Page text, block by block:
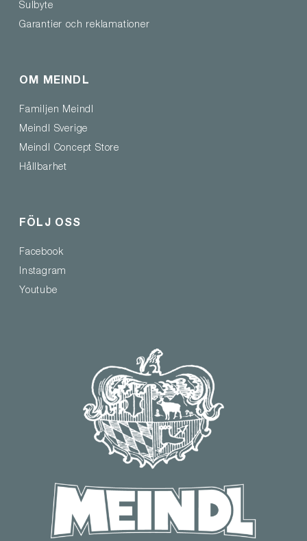
Sulbyte
Garantier och reklamationer
OM MEINDL
Familjen Meindl
Meindl Sverige
Meindl Concept Store
Hållbarhet
FÖLJ OSS
Facebook
Instagram
Youtube